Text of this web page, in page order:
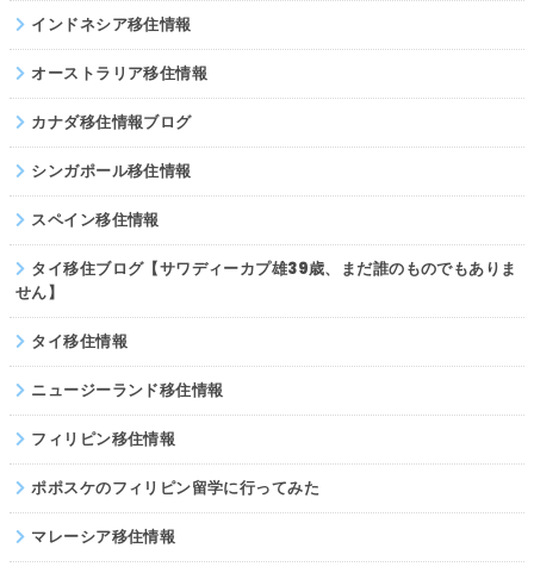
インドネシア移住情報
オーストラリア移住情報
カナダ移住情報ブログ
シンガポール移住情報
スペイン移住情報
タイ移住ブログ【サワディーカプ雄39歳、まだ誰のものでもありま
せん】
タイ移住情報
ニュージーランド移住情報
フィリピン移住情報
ポポスケのフィリピン留学に行ってみた
マレーシア移住情報